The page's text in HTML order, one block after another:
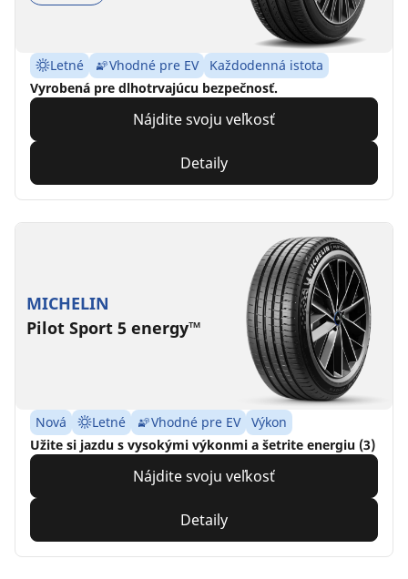
Letné Vhodné pre EV
Každodenná istota
Vyrobená pre dlhotrvajúcu bezpečnosť.
Nájdite svoju veľkosť
Detaily
MICHELIN
Pilot Sport 5 energy™
Nová Letné Vhodné pre EV
Výkon
Užite si jazdu s vysokými výkonmi a šetrite energiu (3)
Nájdite svoju veľkosť
Detaily